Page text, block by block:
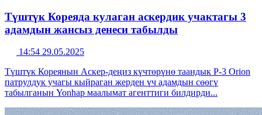
Түштүк Кореяда кулаган аскердик учактагы 3
адамдын жансыз денеси табылды
14:54 29.05.2025
Түштүк Кореянын Аскер-деңиз күчтөрүнө таандык P-3 Orion
патрулдук учагы кыйраган жерден үч адамдын сөөгү
табылганын Yonhap маалымат агенттиги билдирди...